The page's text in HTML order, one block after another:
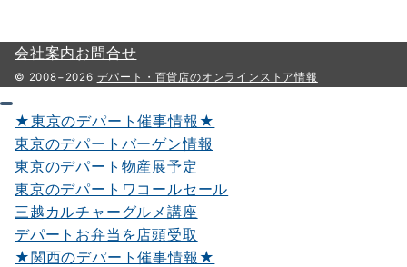
会社案内お問合せ
© 2008−2026 デパート・百貨店のオンラインストア情報
★東京のデパート催事情報★
東京のデパートバーゲン情報
東京のデパート物産展予定
東京のデパートワコールセール
三越カルチャーグルメ講座
デパートお弁当を店頭受取
★関西のデパート催事情報★